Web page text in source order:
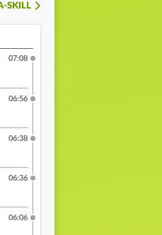
SKILL
07:08
06:56
06:38
06:36
06:06